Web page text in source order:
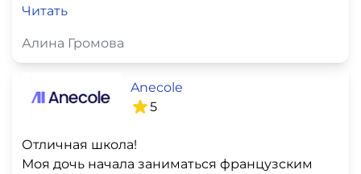
Читать
Алина Громова
Anecole
5
Отличная школа!
Моя дочь начала заниматься французским